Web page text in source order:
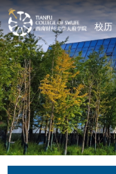
校历